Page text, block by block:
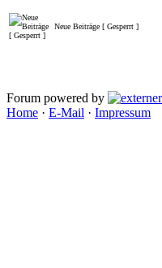
Neue Beiträge [ Gesperrt ]
Forum powered by
Home · E-Mail · Impressum